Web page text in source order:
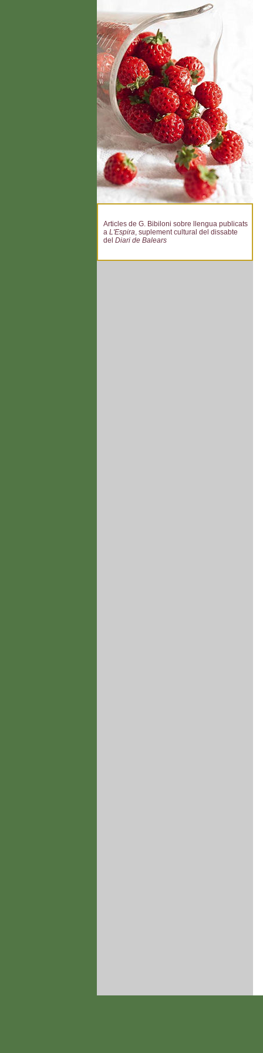
Articles de G. Bibiloni sobre llengua publicats
a L'Espira, suplement cultural del dissabte
del Diari de Balears